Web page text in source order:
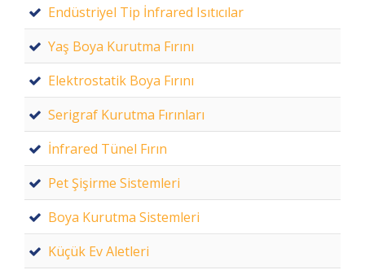
Endüstriyel Tip İnfrared Isıtıcılar
Yaş Boya Kurutma Fırını
Elektrostatik Boya Fırını
Serigraf Kurutma Fırınları
İnfrared Tünel Fırın
Pet Şişirme Sistemleri
Boya Kurutma Sistemleri
Küçük Ev Aletleri